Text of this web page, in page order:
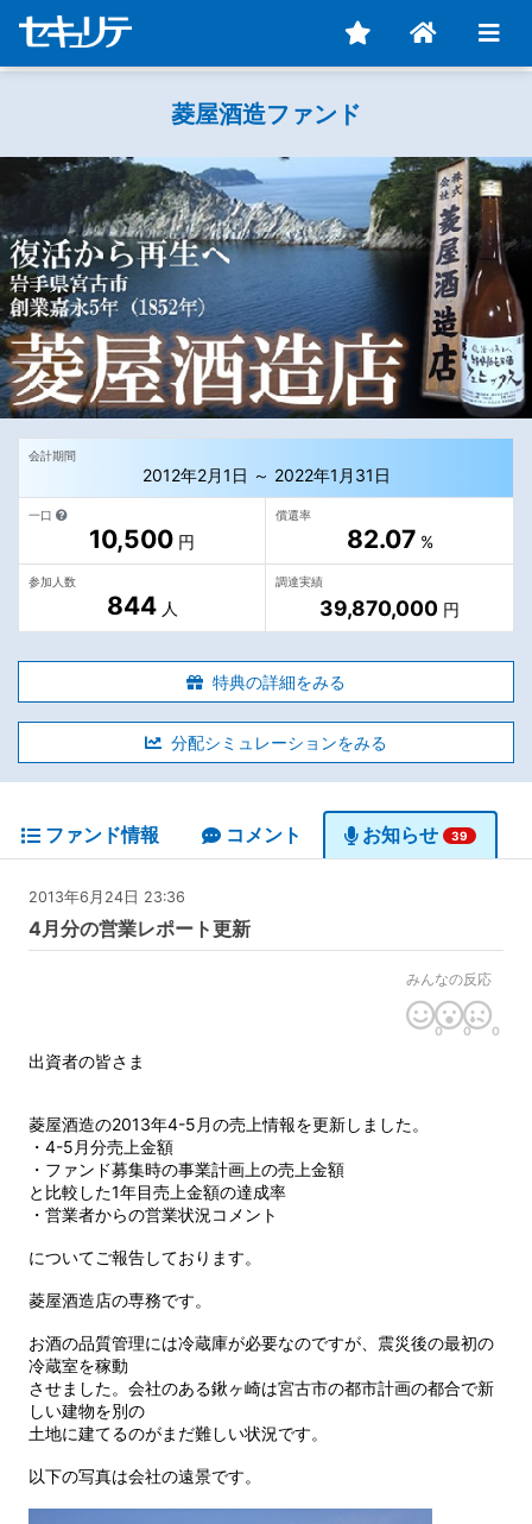
菱屋酒造ファンド
会計期間
2012年2月1日 ～ 2022年1月31日
一口
10,500 円
償還率
82.07 %
参加人数
844人
調達実績
39,870,000 円
特典の詳細をみる
分配シミュレーションをみる
ファンド情報 コメント お知らせ 39
2013年6月24日 23:36
4月分の営業レポート更新
みんなの反応
0 0 0
出資者の皆さま
菱屋酒造の2013年4-5月の売上情報を更新しました。
・4-5月分売上金額
・ファンド募集時の事業計画上の売上金額
と比較した1年目売上金額の達成率
・営業者からの営業状況コメント
についてご報告しております。
菱屋酒造店の専務です。
お酒の品質管理には冷蔵庫が必要なのですが、震災後の最初の
冷蔵室を稼動
させました。会社のある鍬ヶ崎は宮古市の都市計画の都合で新
しい建物を別の
土地に建てるのがまだ難しい状況です。
以下の写真は会社の遠景です。